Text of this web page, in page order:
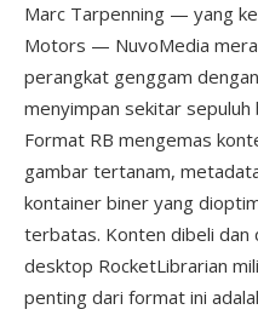
Marc Tarpenning — yang
Motors — NuvoMedia
perangkat genggam
menyimpan sekitar sepuluh
Format RB mengemas
gambar tertanam,
kontainer biner yang
terbatas. Konten dibeli dan
desktop RocketLibrarian
penting dari format ini